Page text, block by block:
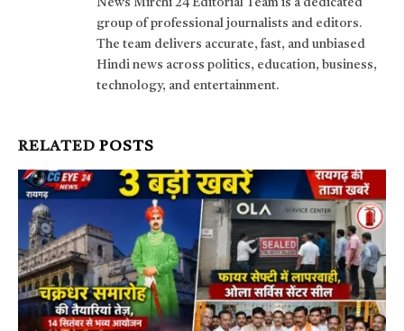
News Mirchi 24 Editorial Team is a dedicated
group of professional journalists and editors.
The team delivers accurate, fast, and unbiased
Hindi news across politics, education, business,
technology, and entertainment.
RELATEDPOSTS